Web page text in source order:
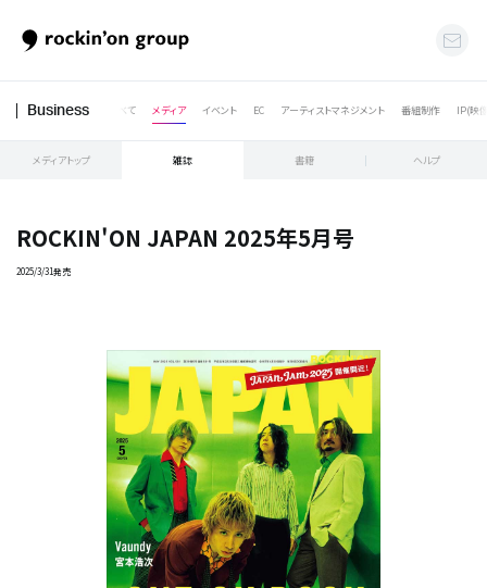
Business すべて メディア イベント EC アーティストマネジメント 番組制作 IP(映
メディアトップ 雑誌 書籍 ヘルプ
ROCKIN'ON JAPAN 2025年5月号
2025/3/31発売